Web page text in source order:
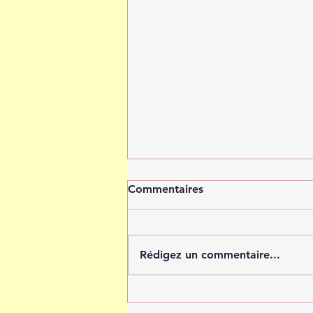
Commentaires
Rédigez un commentaire...